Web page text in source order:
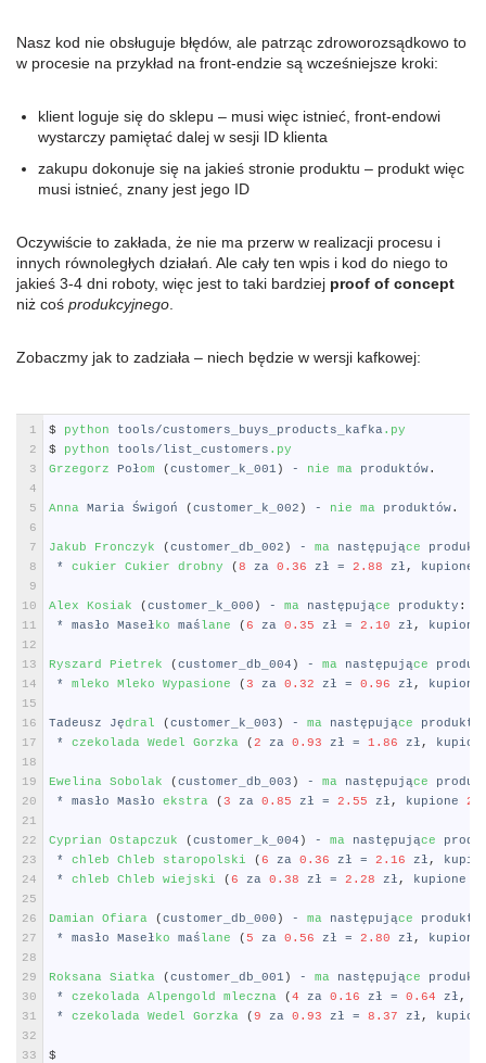
Nasz kod nie obsługuje błędów, ale patrząc zdroworozsądkowo to
w procesie na przykład na front-endzie są wcześniejsze kroki:
klient loguje się do sklepu – musi więc istnieć, front-endowi
wystarczy pamiętać dalej w sesji ID klienta
zakupu dokonuje się na jakieś stronie produktu – produkt więc
musi istnieć, znany jest jego ID
Oczywiście to zakłada, że nie ma przerw w realizacji procesu i
innych równoległych działań. Ale cały ten wpis i kod do niego to
jakieś 3-4 dni roboty, więc jest to taki bardziej proof of concept
niż coś produkcyjnego
Zobaczmy jak to zadziała – niech będzie w wersji kafkowej:
Shell
1
2
3
4
5
6
7
8
9
10
11
12
13
14
15
16
17
18
19
20
21
22
23
24
25
26
27
28
29
30
31
32
33
$ python tools/customers_buys_products_kafka.py
$
python tools/list_customers .py
Grzegorz Połom (customer_k_001 ) - nie ma produktów.
Anna Maria Świgoń (customer_k_002 ) - nie ma produktów.
Jakub Fronczyk (customer_db_002 ) - ma następujące
*
cukier Cukier drobny (8 za 0.36 zł = 2.88 zł , kupione
Alex Kosiak (customer_k_000 ) - ma następujące produkty :
*
masło Maseł ko maślane (6 za 0.35 zł = 2.10 zł , kupione
Ryszard Pietrek (customer_db_004 ) - ma następujące
*
mleko Mleko Wypasione (3 za 0.32 zł = 0.96 zł , kupione
Tadeusz Jędral (customer_k_003 ) - ma następujące produkty
*
czekolada Wedel Gorzka (2 za 0.93 zł = 1.86 zł ,
Ewelina Sobolak (customer_db_003 ) - ma następujące
*
masło Masło ekstra (3 za 0.85 zł = 2.55 zł , kupione
Cyprian Ostapczuk (customer_k_004 ) - ma następujące
*
chleb Chleb staropolski (6 za 0.36 zł = 2.16 zł ,
*
chleb Chleb wiejski (6 za 0.38 zł = 2.28 zł , kupione
Damian Ofiara (customer_db_000 ) - ma następujące produkty
*
masło Maseł ko maślane (5 za 0.56 zł = 2.80 zł , kupione
Roksana Siatka (customer_db_001 ) - ma następujące
*
czekolada Alpengold mleczna (4 za 0.16 zł = 0.64 zł ,
*
czekolada Wedel Gorzka (9 za 0.93 zł = 8.37 zł ,
$